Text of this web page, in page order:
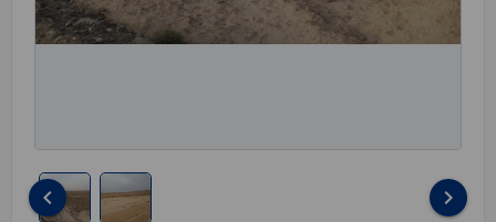
keyboard_arrow_left keyboard_arrow_right